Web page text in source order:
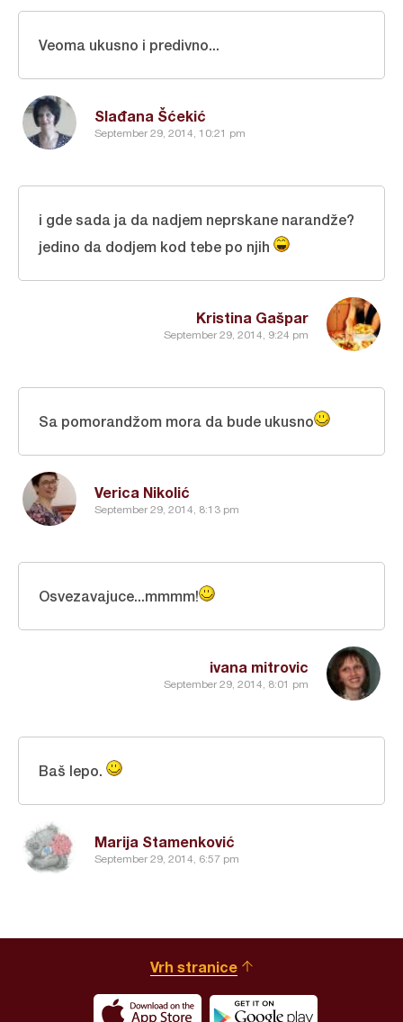
Slađana Šćekić
September 29, 2014, 10:21 pm
Veoma ukusno i predivno...
Kristina Gašpar
September 29, 2014, 9:24 pm
i gde sada ja da nadjem neprskane narandže?
jedino da dodjem kod tebe po njih
Verica Nikolić
September 29, 2014, 8:13 pm
Sa pomorandžom mora da bude ukusno
ivana mitrovic
September 29, 2014, 8:01 pm
Osvezavajuce...mmmm!
Marija Stamenković
September 29, 2014, 6:57 pm
Baš lepo.
Vrh stranice